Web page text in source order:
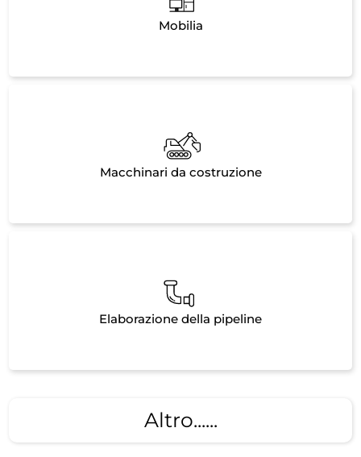
Mobilia
Macchinari da costruzione
Elaborazione della pipeline
Altro......